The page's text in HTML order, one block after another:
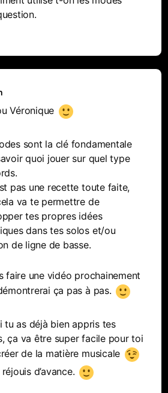
Véronique
sont la clé fondamentale
quoi jouer sur quel type
pas une recette toute faite,
va te permettre de
tes propres idées
dans tes solos et/ou
de ligne de basse.
faire une vidéo prochainement
ça pas à pas.
tu as déjà bien appris tes
ça va être super facile pour toi
de la matière musicale
d’avance.